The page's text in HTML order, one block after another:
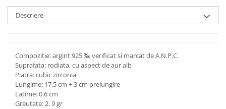
marimea 52
marimea 53
marimea 56
marimea 57
marimea 58
marimea 59
Descriere
Compozitie: argint 925 ‰ verificat si marcat de A.N.P.C.
Suprafata: rodiata, cu aspect de aur alb
Piatra: cubic zirconia
Lungime: 17.5 cm + 3 cm prelungire
Latime: 0.6 cm
Greutate: 2. 9 gr